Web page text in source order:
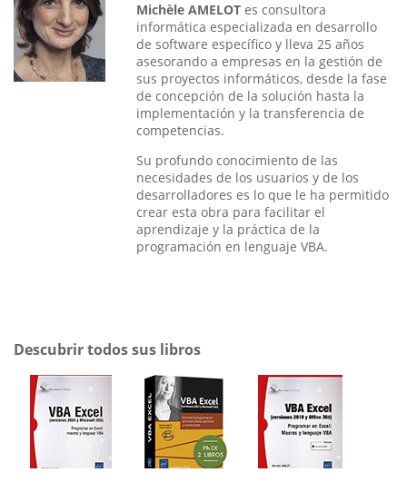
Michèle AMELOT es consultora
informática especializada en desarrollo
de software específico y lleva 25 años
asesorando a empresas en la gestión de
sus proyectos informáticos, desde la fase
de concepción de la solución hasta la
implementación y la transferencia de
competencias.
Su profundo conocimiento de las
necesidades de los usuarios y de los
desarrolladores es lo que le ha permitido
crear esta obra para facilitar el
aprendizaje y la práctica de la
programación en lenguaje VBA.
Descubrir todos sus libros